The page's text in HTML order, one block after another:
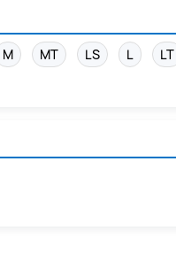
M MT LS L LT